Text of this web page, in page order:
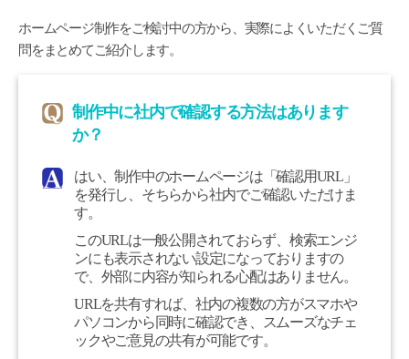
ホームページ制作をご検討中の方から、実際によくいただくご質
問をまとめてご紹介します。
制作中に社内で確認する方法はあります
か？
はい、制作中のホームページは「確認用URL」
を発行し、そちらから社内でご確認いただけま
す。
このURLは一般公開されておらず、検索エンジ
ンにも表示されない設定になっておりますの
で、外部に内容が知られる心配はありません。
URLを共有すれば、社内の複数の方がスマホや
パソコンから同時に確認でき、スムーズなチェ
ックやご意見の共有が可能です。